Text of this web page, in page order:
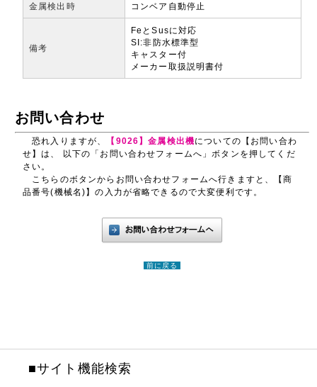
金属検出時 コンベア自動停止
備考
FeとSusに対応
SI:非防水標準型
キャスター付
メーカー取扱説明書付
お問い合わせ
恐れ入りますが、 【9026】金属検出機についての【お問い合わ
せ】は、 以下の「お問い合わせフォームへ」ボタンを押してくだ
さい。
こちらのボタンからお問い合わせフォームへ行きますと、【商
品番号(機械名)】の入力が省略できるので大変便利です。
前に戻る
■サイト機能検索